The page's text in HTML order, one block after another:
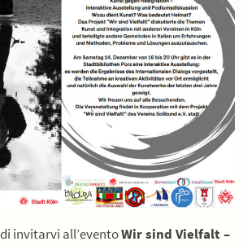
invitarvi all’eventoWir sind Vielfalt –